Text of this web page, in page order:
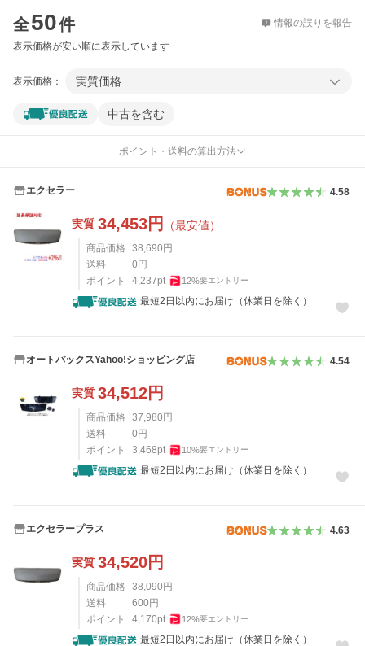
全50件 情報の誤りを報告
表示価格が安い順に表示しています
表示価格： 実質価格
中古を含む
ポイント・送料の算出方法
エクセラー 4.58
実質 34,453円 （最安値）
商品価格 38,690 円
送料
0 円
ポイント
4,237pt 12%要エントリー
最短2日以内にお届け（休業日を除く）
オートバックスYahoo!ショッピング店 4.54
実質 34,512円
商品価格 37,980 円
送料
0 円
ポイント
3,468pt 10%要エントリー
最短2日以内にお届け（休業日を除く）
エクセラープラス 4.63
実質 34,520円
商品価格 38,090 円
送料
600 円
ポイント
4,170pt 12%要エントリー
最短2日以内にお届け（休業日を除く）